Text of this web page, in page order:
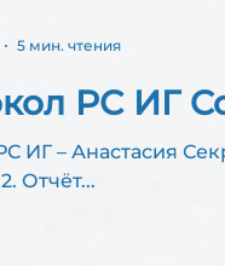
РС ИГ
Секретарь РС ИГ – Анна
21.05.2025. 2. Отчёт...
5 мин. чтения